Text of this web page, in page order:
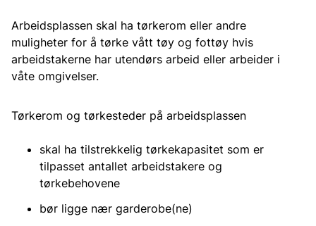
Arbeidsplassen skal ha tørkerom eller andre
muligheter for å tørke vått tøy og fottøy hvis
arbeidstakerne har utendørs arbeid eller arbeider i
våte omgivelser.
Tørkerom og tørkesteder på arbeidsplassen
skal ha tilstrekkelig tørkekapasitet som er
tilpasset antallet arbeidstakere og
tørkebehovene
bør ligge nær garderobe(ne)